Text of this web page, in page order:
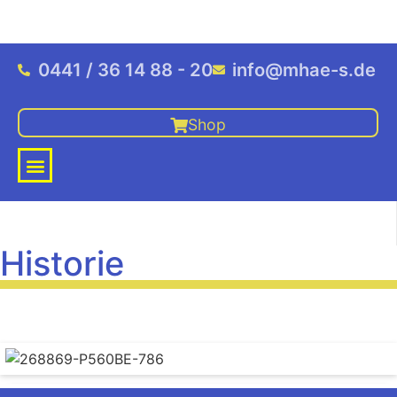
0441 / 36 14 88 - 20 info@mhae-s.de
Shop
Historie